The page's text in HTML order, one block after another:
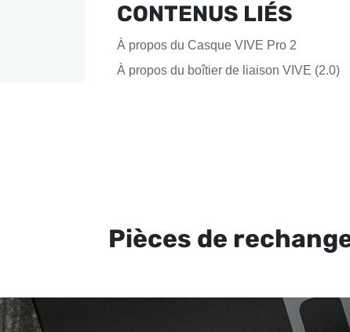
CONTENUS LIÉS
À propos du Casque VIVE Pro 2
À propos du boîtier de liaison VIVE (2.0)
Pièces de